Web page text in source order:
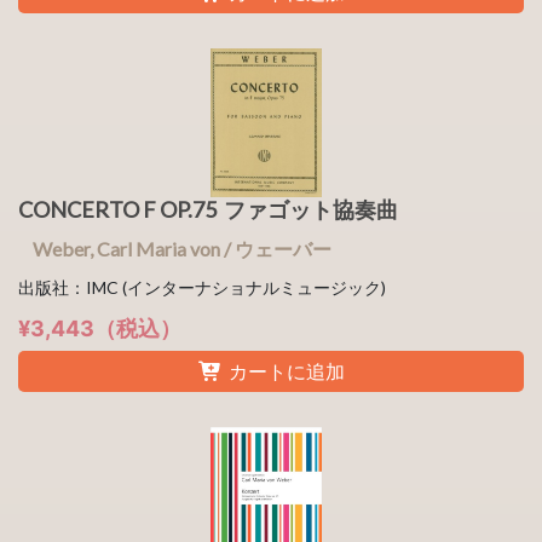
CONCERTO F OP.75 ファゴット協奏曲
Weber, Carl Maria von / ウェーバー
出版社：IMC (インターナショナルミュージック)
¥3,443（税込）
カートに追加